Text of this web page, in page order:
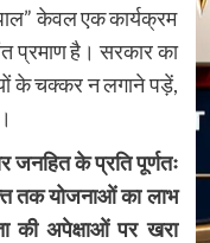
केवल एक कार्यक्रम
प्रमाण है। सरकार का
के चक्कर न लगाने पड़ें,
जनहित के प्रति पूर्णतः
तक योजनाओं का लाभ
की अपेक्षाओं पर खरा